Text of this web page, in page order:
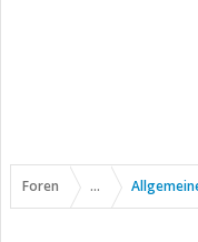
Foren ...